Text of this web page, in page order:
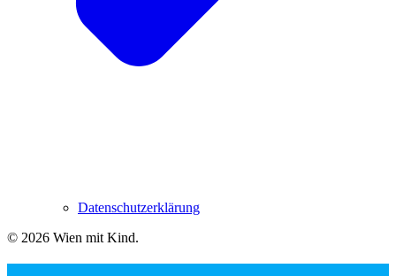
Datenschutzerklärung
© 2026 Wien mit Kind.